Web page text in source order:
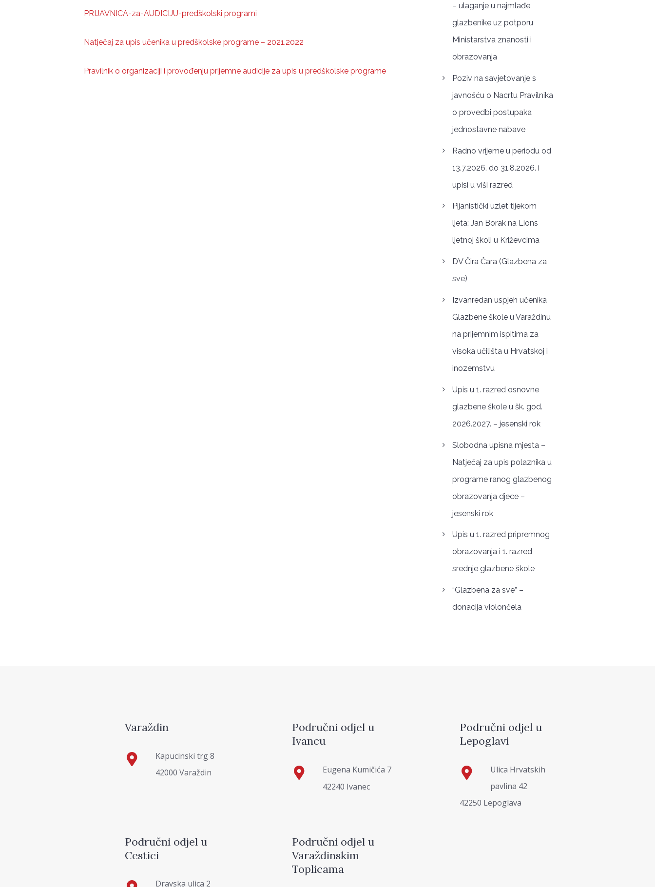
PRIJAVNICA-za-AUDICIJU-predškolski programi
Natječaj za upis učenika u predškolske programe – 2021.2022
Pravilnik o organizaciji i provođenju prijemne audicije za upis u predškolske programe
– ulaganje u najmlađe
glazbenike uz potporu
Ministarstva znanosti i
obrazovanja
Poziv na savjetovanje s
javnošću o Nacrtu Pravilnika
o provedbi postupaka
jednostavne nabave
Radno vrijeme u periodu od
13.7.2026. do 31.8.2026. i
upisi u viši razred
Pijanistički uzlet tijekom
ljeta: Jan Borak na Lions
ljetnoj školi u Križevcima
DV Čira Čara (Glazbena za
sve)
Izvanredan uspjeh učenika
Glazbene škole u Varaždinu
na prijemnim ispitima za
visoka učilišta u Hrvatskoj i
inozemstvu
Upis u 1. razred osnovne
glazbene škole u šk. god.
2026.2027. – jesenski rok
Slobodna upisna mjesta –
Natječaj za upis polaznika u
programe ranog glazbenog
obrazovanja djece –
jesenski rok
Upis u 1. razred pripremnog
obrazovanja i 1. razred
srednje glazbene škole
“Glazbena za sve” –
donacija violončela
Varaždin
Kapucinski trg 8
42000 Varaždin
Područni odjel u
Ivancu
Eugena Kumičića 7
42240 Ivanec
Područni odjel u
Lepoglavi
Ulica Hrvatskih
pavlina 42
42250 Lepoglava
Područni odjel u
Cestici
Dravska ulica 2
Područni odjel u
Varaždinskim
Toplicama